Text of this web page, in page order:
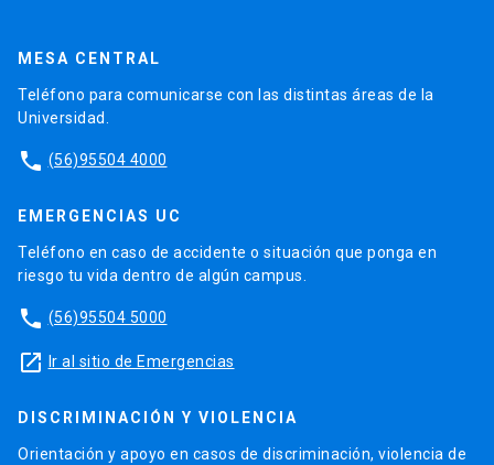
MESA CENTRAL
Teléfono para comunicarse con las distintas áreas de la
Universidad.
phone (56)95504 4000
EMERGENCIAS UC
Teléfono en caso de accidente o situación que ponga en
riesgo tu vida dentro de algún campus.
phone (56)95504 5000
launch Ir al sitio de Emergencias
DISCRIMINACIÓN Y VIOLENCIA
Orientación y apoyo en casos de discriminación, violencia de